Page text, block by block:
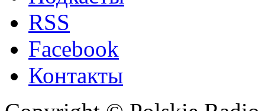
RSS
Facebook
Контакты